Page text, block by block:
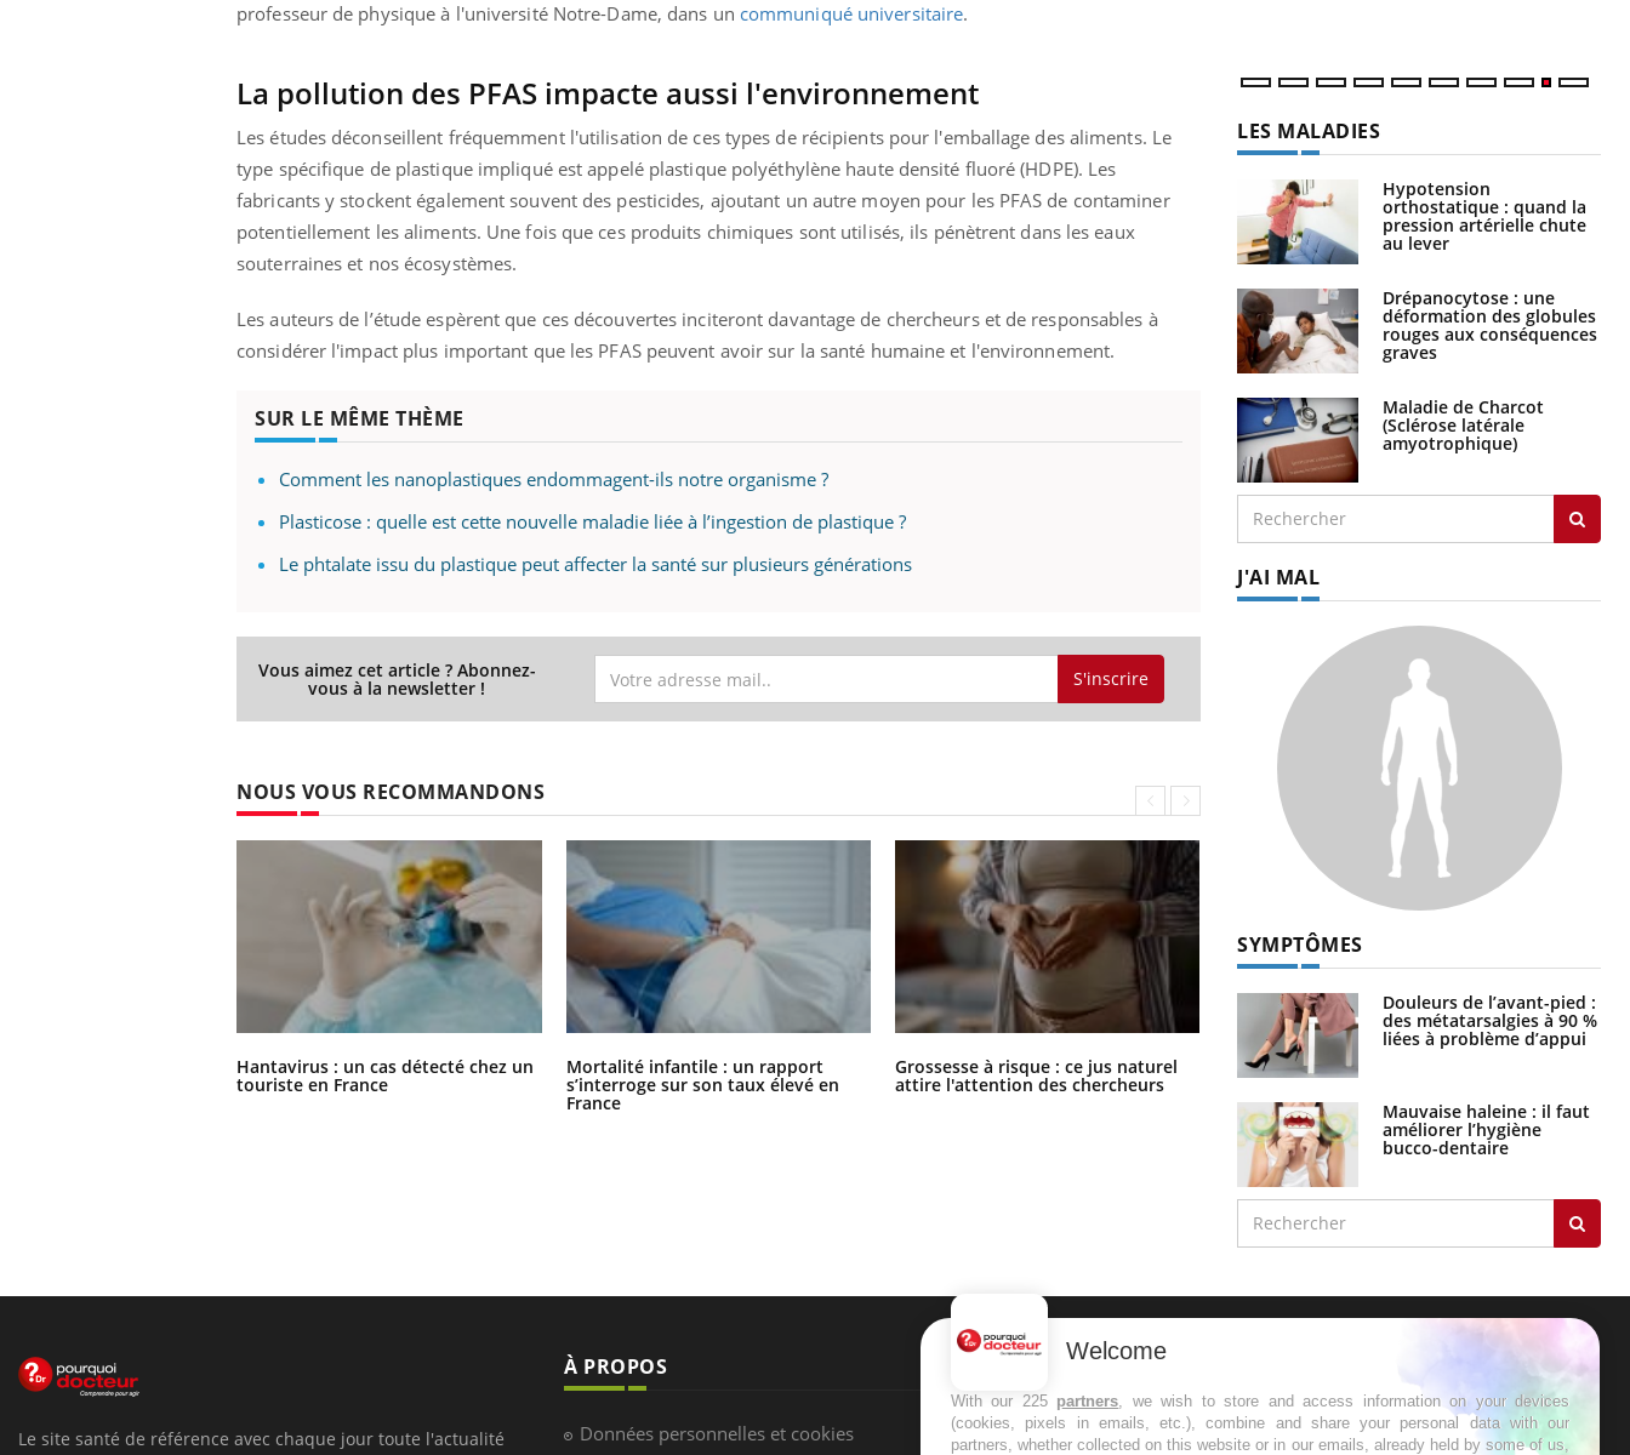
professeur de physique à l'université Notre-Dame, dans un communiqué universitaire.
La pollution des PFAS impacte aussi l'environnement
Les études déconseillent fréquemment l'utilisation de ces types de récipients pour l'emballage des aliments. Le
type spécifique de plastique impliqué est appelé plastique polyéthylène haute densité fluoré (HDPE). Les
fabricants y stockent également souvent des pesticides, ajoutant un autre moyen pour les PFAS de contaminer
potentiellement les aliments. Une fois que ces produits chimiques sont utilisés, ils pénètrent dans les eaux
souterraines et nos écosystèmes.
Les auteurs de l’étude espèrent que ces découvertes inciteront davantage de chercheurs et de responsables à
considérer l'impact plus important que les PFAS peuvent avoir sur la santé humaine et l'environnement.
SUR LE MÊME THÈME
Comment les nanoplastiques endommagent-ils notre organisme ?
Plasticose : quelle est cette nouvelle maladie liée à l’ingestion de plastique ?
Le phtalate issu du plastique peut affecter la santé sur plusieurs générations
Vous aimez cet article ? Abonnez-
vous à la newsletter ! S'inscrire
NOUS VOUS RECOMMANDONS
Hantavirus : un cas détecté chez un
touriste en France
Mortalité infantile : un rapport
s’interroge sur son taux élevé en
France
Grossesse à risque : ce jus naturel
attire l'attention des chercheurs
Comment oublier les écrans en
vacances ?
LES MALADIES
Hypotension
orthostatique : quand la
pression artérielle chute
au lever
Drépanocytose : une
déformation des globules
rouges aux conséquences
graves
Maladie de Charcot
(Sclérose latérale
amyotrophique)
J'AI MAL
SYMPTÔMES
Douleurs de l’avant-pied :
des métatarsalgies à 90 %
liées à problème d’appui
Mauvaise haleine : il faut
améliorer l’hygiène
bucco-dentaire
Le site santé de référence avec chaque jour toute l'actualité
À PROPOS
Données personnelles et cookies
NEWSLETTER
Recevez toutes les semaines les meilleures
infos santé
Welcome
With our 225 partners, we wish to store and access information on your devices
(cookies, pixels in emails, etc.), combine and share your personal data with our
partners, whether collected on this website or in our emails, already held by some of us,